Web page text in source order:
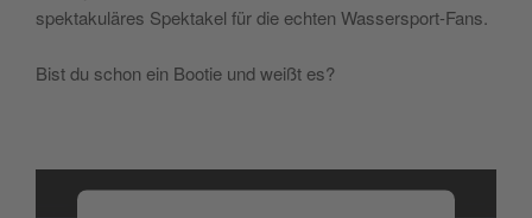
spektakuläres Spektakel für die echten Wassersport-Fans.
Bist du schon ein Bootie und weißt es?